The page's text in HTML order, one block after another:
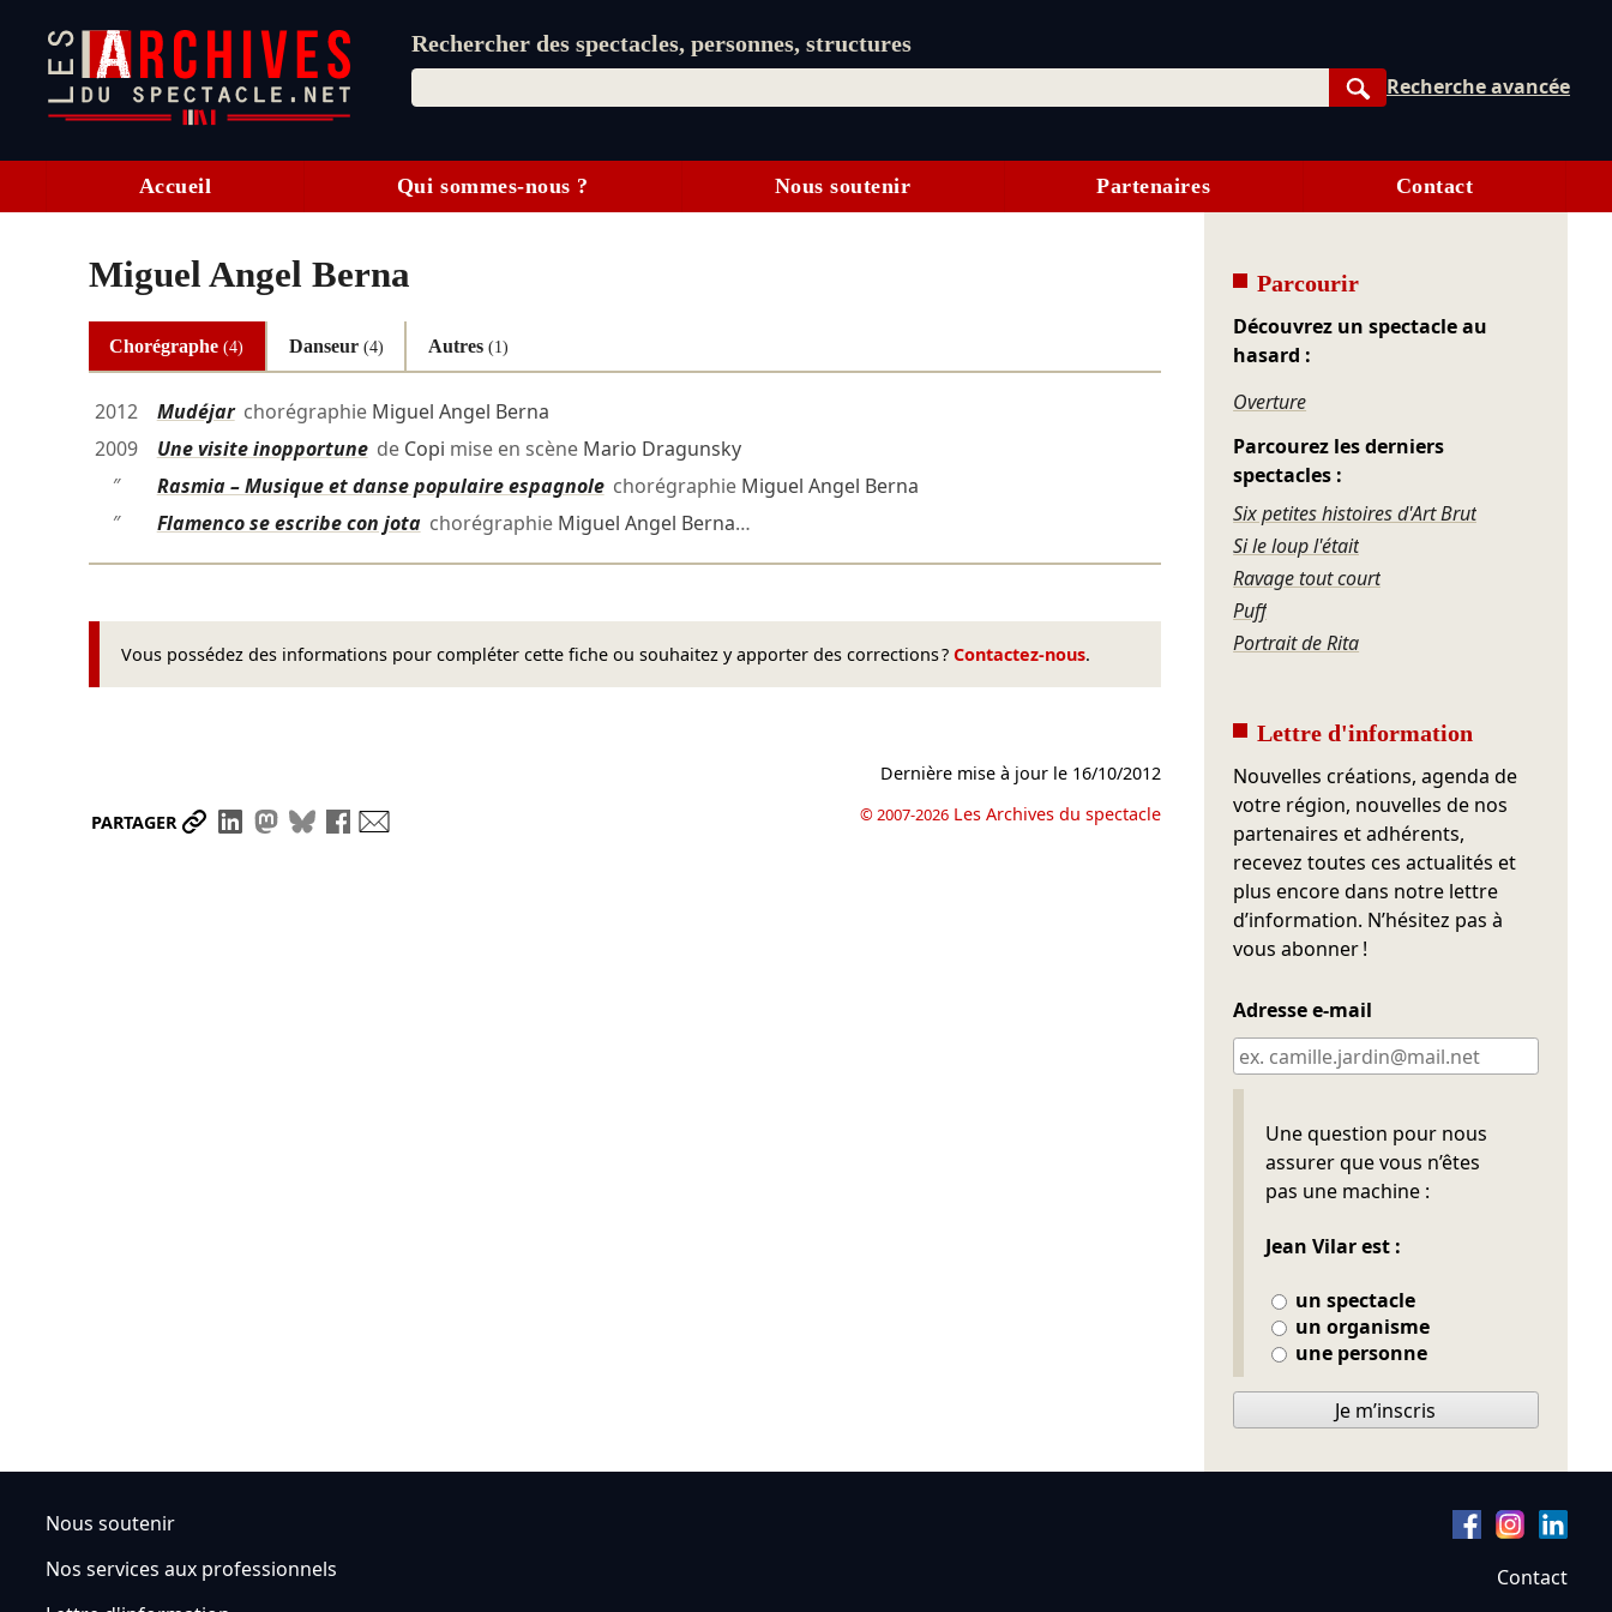
Rechercher des spectacles, personnes, structures
Rechercher
Recherche avancée
Accueil Qui sommes-nous ? Nous soutenir Partenaires Contact
Miguel Angel Berna
Chorégraphe(4) Danseur (4) Autres(1)
2012 Mudéjarchorégraphie Miguel Angel Berna
2009
Une visite inopportunede Copi mise en scène Mario Dragunsky
″
Rasmia – Musique et danse populaire espagnolechorégraphie Miguel Angel Berna
″
Flamenco se escribe con jotachorégraphie Miguel Angel Berna…
Vous possédez des informations pour compléter cette fiche ou souhaitez y apporter des corrections ? Contactez-nous.
PARTAGER Partager le lien
Partager sur LinkedIn
Partager sur Mastodon
Partager sur Bluesky
Partager sur Facebook
Dernière mise à jour le 16/10/2012
© 2007-2026 Les Archives du spectacle
Parcourir
Découvrez un spectacle au
hasard :
Overture
Parcourez les derniers
spectacles :
Six petites histoires d'Art Brut
Si le loup l'était
Ravage tout court
Puff
Portrait de Rita
Lettre d'information
Nouvelles créations, agenda de
votre région, nouvelles de nos
partenaires et adhérents,
recevez toutes ces actualités et
plus encore dans notre lettre
d’information. N’hésitez pas à
vous abonner !
Adresse e-mail
Une question pour nous
assurer que vous n’êtes
pas une machine :
Jean Vilar est :
un spectacle
un organisme
une personne
Ne pas remplir
Je m’inscris
Nous soutenir
Nos services aux professionnels
Contact